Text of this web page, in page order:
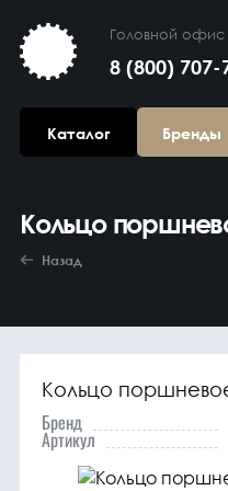
Головной офис
8 (800) 707-
Каталог Бренды
Агрегаты в
сборе
Гидравлика и
Кольцо
Назад
Кольцо
Бренд
Артикул